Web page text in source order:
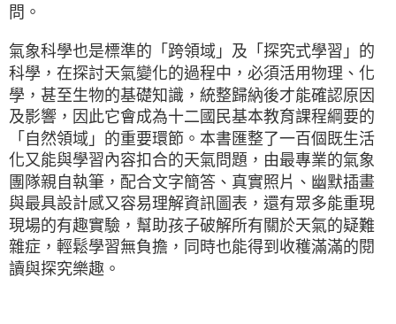
問。
氣象科學也是標準的「跨領域」及「探究式學習」的
科學，在探討天氣變化的過程中，必須活用物理、化
學，甚至生物的基礎知識，統整歸納後才能確認原因
及影響，因此它會成為十二國民基本教育課程綱要的
「自然領域」的重要環節。本書匯整了一百個既生活
化又能與學習內容扣合的天氣問題，由最專業的氣象
團隊親自執筆，配合文字簡答、真實照片、幽默插畫
與最具設計感又容易理解資訊圖表，還有眾多能重現
現場的有趣實驗，幫助孩子破解所有關於天氣的疑難
雜症，輕鬆學習無負擔，同時也能得到收穫滿滿的閱
讀與探究樂趣。